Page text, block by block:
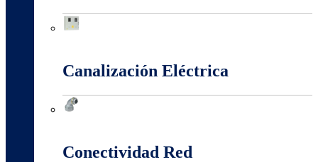
Canalización Eléctrica
Conectividad Red